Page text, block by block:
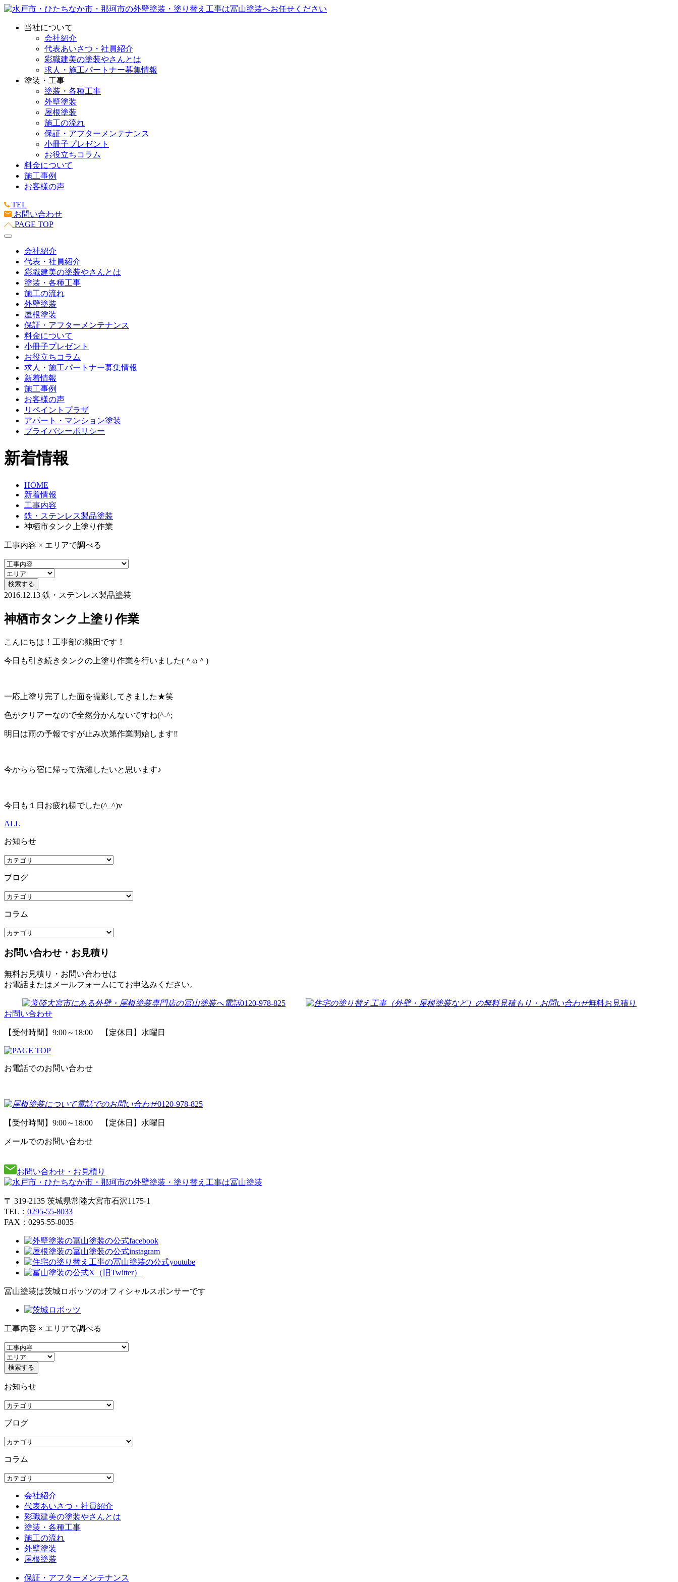
当社について
会社紹介
代表あいさつ・社員紹介
彩職建美の塗装やさんとは
求人・施工パートナー募集情報
塗装・工事
塗装・各種工事
外壁塗装
屋根塗装
施工の流れ
保証・アフターメンテナンス
小冊子プレゼント
お役立ちコラム
料金について
施工事例
お客様の声
TEL
お問い合わせ
PAGE TOP
会社紹介
代表・社員紹介
彩職建美の塗装やさんとは
塗装・各種工事
施工の流れ
外壁塗装
屋根塗装
保証・アフターメンテナンス
料金について
小冊子プレゼント
お役立ちコラム
求人・施工パートナー募集情報
新着情報
施工事例
お客様の声
リペイントプラザ
アパート・マンション塗装
プライバシーポリシー
新着情報
HOME
新着情報
工事内容
鉄・ステンレス製品塗装
神栖市タンク上塗り作業
工事内容 × エリアで調べる
2016.12.13 鉄・ステンレス製品塗装
神栖市タンク上塗り作業
こんにちは！工事部の熊田です！
今日も引き続きタンクの上塗り作業を行いました(＾ω＾)
一応上塗り完了した面を撮影してきました★笑
色がクリアーなので全然分かんないですね(^-^;
明日は雨の予報ですが止み次第作業開始します‼
今からら宿に帰って洗濯したいと思います♪
今日も１日お疲れ様でした(^_^)v
ALL
お知らせ
ブログ
コラム
お問い合わせ・お見積り
無料お見積り・お問い合わせは
お電話またはメールフォームにてお申込みください。
0120-978-825
無料お見積り
お問い合わせ
【受付時間】9:00～18:00 【定休日】水曜日
お電話でのお問い合わせ
0120-978-825
【受付時間】9:00～18:00 【定休日】水曜日
メールでのお問い合わせ
お問い合わせ・お見積り
〒 319-2135 茨城県常陸大宮市石沢1175-1
TEL： 0295-55-8033
FAX：0295-55-8035
冨山塗装は茨城ロボッツのオフィシャルスポンサーです
工事内容 × エリアで調べる
お知らせ
ブログ
コラム
会社紹介
代表あいさつ・社員紹介
彩職建美の塗装やさんとは
塗装・各種工事
施工の流れ
外壁塗装
屋根塗装
保証・アフターメンテナンス